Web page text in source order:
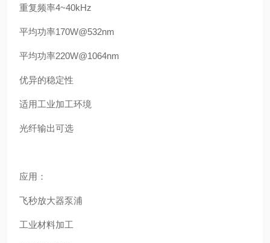
重复频率4~40kHz
平均功率170W@532nm
平均功率220W@1064nm
优异的稳定性
适用工业加工环境
光纤输出可选
应用：
飞秒放大器泵浦
工业材料加工